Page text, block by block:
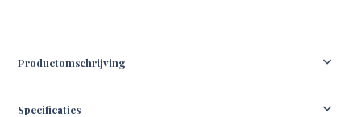
Productomschrijving
Specificaties